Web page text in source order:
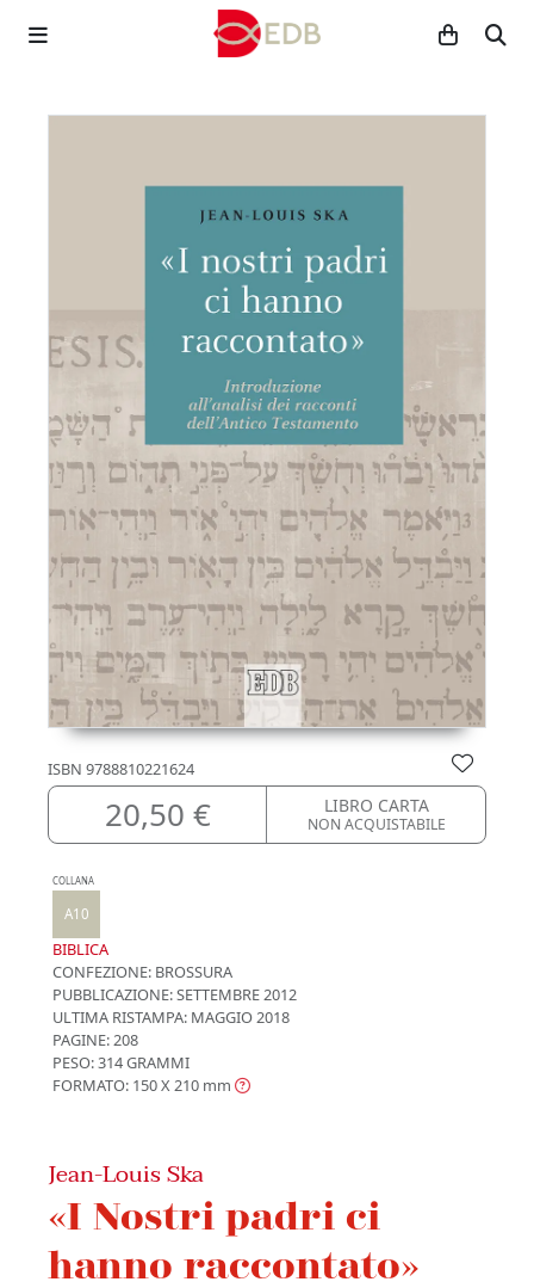
ISBN 9788810221624
20,50 € LIBRO CARTA
NON ACQUISTABILE
COLLANA
A10
BIBLICA
CONFEZIONE: BROSSURA
PUBBLICAZIONE:SETTEMBRE 2012
ULTIMA RISTAMPA: MAGGIO 2018
PAGINE: 208
PESO: 314 GRAMMI
FORMATO: 150 X 210 mm
Jean-Louis Ska
«I Nostri padri ci
hanno raccontato»